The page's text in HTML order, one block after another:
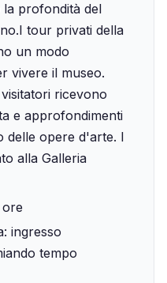
profondità del
tour privati della
un modo
vivere il museo.
ricevono
e approfondimenti
delle opere d'arte. I
alla Galleria
ingresso
tempo